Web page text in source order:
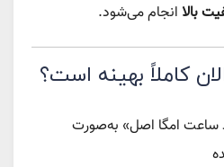
بالا انجام می‌شود.
کاملاً بهینه است؟
ساعت امگا اصل» به‌صورت